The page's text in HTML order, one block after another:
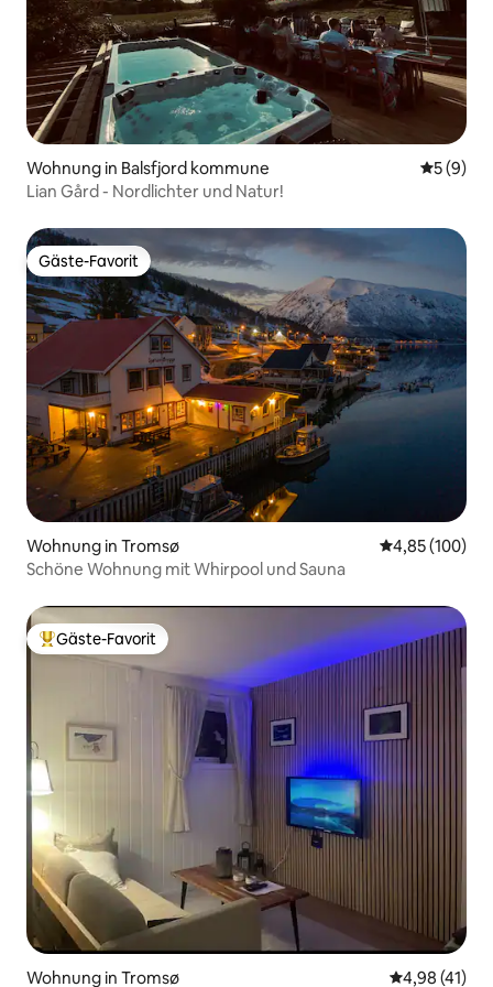
Wohnung in Balsfjord kommune
5 (9)
Lian Gård - Nordlichter und Natur!
Gäste-Favorit
Gäste-Favorit
Wohnung in Tromsø
4,85 (100)
Schöne Wohnung mit Whirpool und Sauna
Beliebter Gäste-Favorit.
Gäste-Favorit
Wohnung in Tromsø 4,98 (41)